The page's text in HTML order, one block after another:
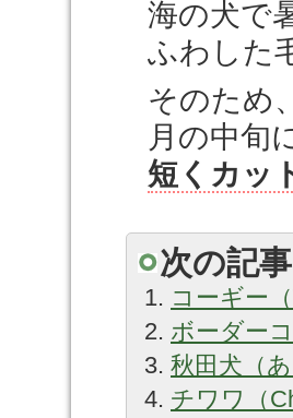
海の犬で
ふわした
そのため
月の中旬
短くカッ
次の記
コーギー
ボーダー
秋田犬（
チワワ（